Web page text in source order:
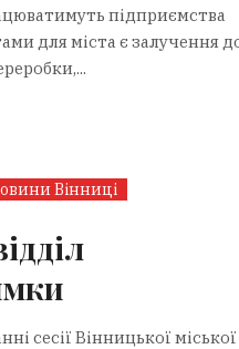
підприємства
для міста є залучення
Вінниці
сесії Вінницької